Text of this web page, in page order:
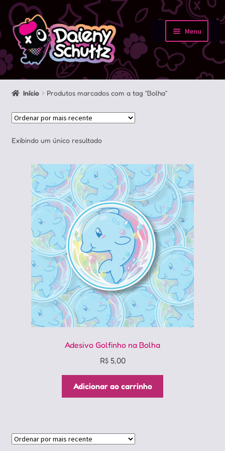
Pular
para
navegação
Pular
para
conteúdo
Menu
Início
Loja
Portfolio
Contato
Início Produtos marcados com a tag “Bolha”
Exibindo um único resultado
Adesivo Golfinho na Bolha
R$5,00
Adicionar ao carrinho